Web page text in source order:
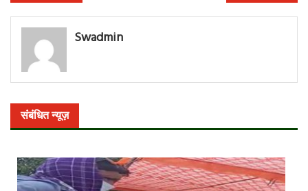
नेविगेशन
Swadmin
संबंधित न्यूज़